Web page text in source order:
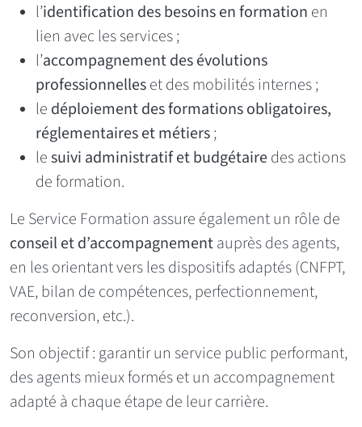
l’identification des besoins en formation en
lien avec les services ;
l’accompagnement des évolutions
professionnelleset des mobilités internes ;
le déploiement des formations obligatoires,
réglementaires et métiers;
lesuivi administratif et budgétairedes actions
de formation.
Le Service Formation assure également un rôle de
conseil et d’accompagnementauprès des agents,
en les orientant vers les dispositifs adaptés (CNFPT,
VAE, bilan de compétences, perfectionnement,
reconversion, etc.).
Son objectif : garantir un service public performant,
des agents mieux formés et un accompagnement
adapté à chaque étape de leur carrière.